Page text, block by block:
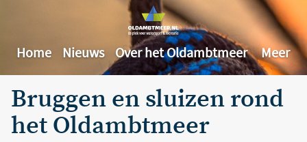
Home Nieuws Over het Oldambtmeer Meer
Bruggen en sluizen rond
het Oldambtmeer